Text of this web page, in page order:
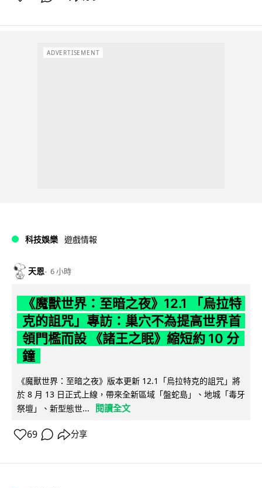
ADVERTISEMENT
科技娛樂 遊戲情報
天恩 6 小時
《魔獸世界：至暗之夜》12.1 「烏拉特
克的詛咒」專訪：巢穴不為提高世界首
領門檻而設 《諸王之眠》縮短約 10 分
鐘
《魔獸世界：至暗之夜》版本更新 12.1「烏拉特克的詛咒」將
於 8 月 13 日正式上線，帶來全新區域「盤蛇島」、地城「毒牙
祭壇」、新型態世...
閱讀全文
69 分享